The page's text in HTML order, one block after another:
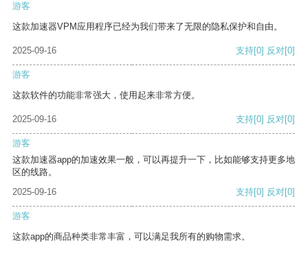
游客
这款加速器VPM应用程序已经为我们带来了无限的隐私保护和自由。
2025-09-16 支持[0] 反对[0]
游客
这款软件的功能非常强大，使用起来非常方便。
2025-09-16 支持[0] 反对[0]
游客
这款加速器app的加速效果一般，可以再提升一下，比如能够支持更多地
区的线路。
2025-09-16
支持[0] 反对[0]
游客
这款app的商品种类非常丰富，可以满足我所有的购物需求。